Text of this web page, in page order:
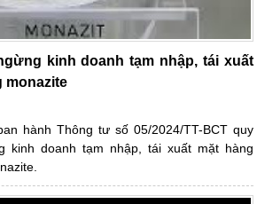
kinh doanh tạm nhập, tái xuất
monazite
hành Thông tư số 05/2024/TT-BCT quy
kinh doanh tạm nhập, tái xuất mặt hàng